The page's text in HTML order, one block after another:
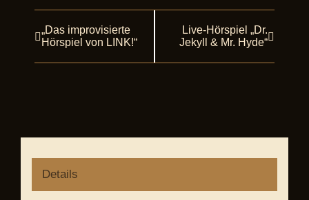
Veranstaltung
„Das improvisierte
Hörspiel von LINK!“
Live-Hörspiel „Dr.
Jekyll & Mr. Hyde“
Details